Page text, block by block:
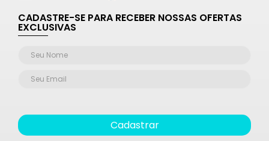
CADASTRE-SE PARA RECEBER NOSSAS OFERTAS
EXCLUSIVAS
Cadastrar